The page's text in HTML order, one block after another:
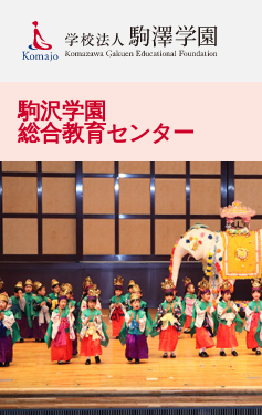
駒沢学園
総合教育センター